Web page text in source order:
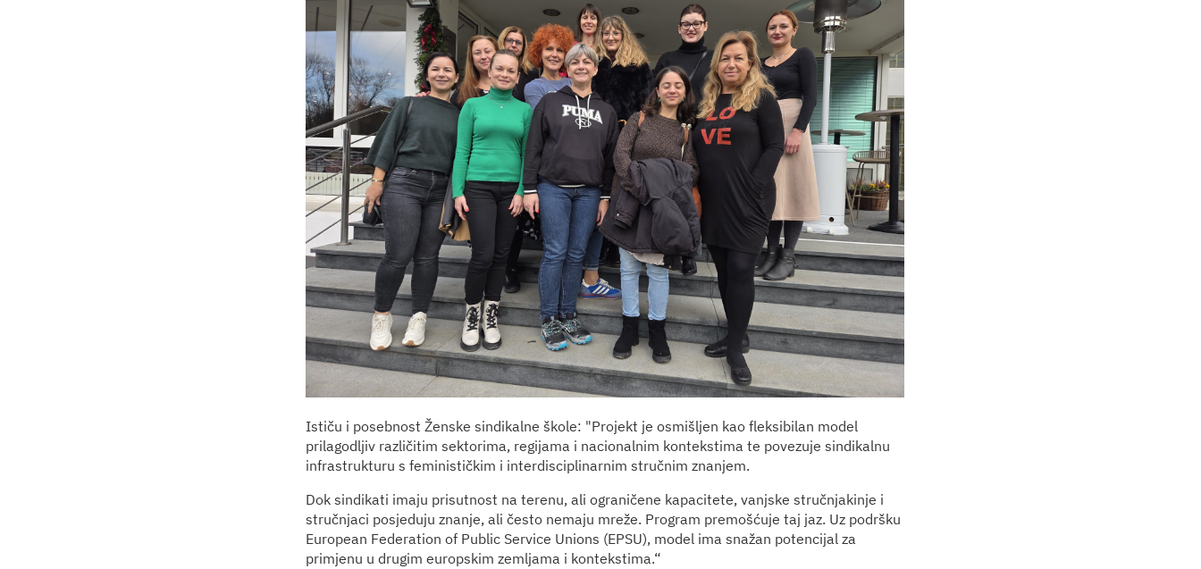
Ističu i posebnost Ženske sindikalne škole: "Projekt je osmišljen kao fleksibilan model
prilagodljiv različitim sektorima, regijama i nacionalnim kontekstima te povezuje sindikalnu
infrastrukturu s feminističkim i interdisciplinarnim stručnim znanjem.
Dok sindikati imaju prisutnost na terenu, ali ograničene kapacitete, vanjske stručnjakinje i
stručnjaci posjeduju znanje, ali često nemaju mreže. Program premošćuje taj jaz. Uz podršku
European Federation of Public Service Unions (EPSU), model ima snažan potencijal za
primjenu u drugim europskim zemljama i kontekstima.“